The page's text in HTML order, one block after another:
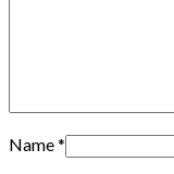
Name*